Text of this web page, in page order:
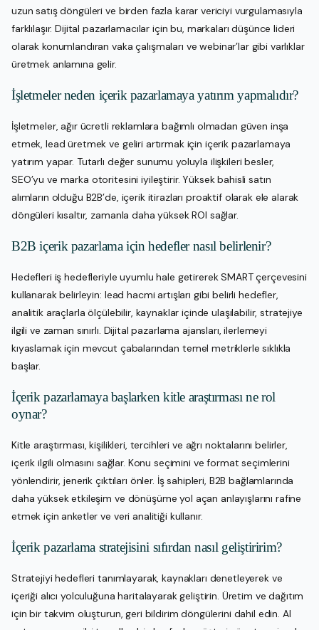
uzun satış döngüleri ve birden fazla karar vericiyi vurgulamasıyla
farklılaşır. Dijital pazarlamacılar için bu, markaları düşünce lideri
olarak konumlandıran vaka çalışmaları ve webinar’lar gibi varlıklar
üretmek anlamına gelir.
İşletmeler neden içerik pazarlamaya yatırım yapmalıdır?
İşletmeler, ağır ücretli reklamlara bağımlı olmadan güven inşa
etmek, lead üretmek ve geliri artırmak için içerik pazarlamaya
yatırım yapar. Tutarlı değer sunumu yoluyla ilişkileri besler,
SEO’yu ve marka otoritesini iyileştirir. Yüksek bahisli satın
alımların olduğu B2B’de, içerik itirazları proaktif olarak ele alarak
döngüleri kısaltır, zamanla daha yüksek ROI sağlar.
B2B içerik pazarlama için hedefler nasıl belirlenir?
Hedefleri iş hedefleriyle uyumlu hale getirerek SMART çerçevesini
kullanarak belirleyin: lead hacmi artışları gibi belirli hedefler,
analitik araçlarla ölçülebilir, kaynaklar içinde ulaşılabilir, stratejiye
ilgili ve zaman sınırlı. Dijital pazarlama ajansları, ilerlemeyi
kıyaslamak için mevcut çabalarından temel metriklerle sıklıkla
başlar.
İçerik pazarlamaya başlarken kitle araştırması ne rol
oynar?
Kitle araştırması, kişilikleri, tercihleri ve ağrı noktalarını belirler,
içerik ilgili olmasını sağlar. Konu seçimini ve format seçimlerini
yönlendirir, jenerik çıktıları önler. İş sahipleri, B2B bağlamlarında
daha yüksek etkileşim ve dönüşüme yol açan anlayışlarını rafine
etmek için anketler ve veri analitiği kullanır.
İçerik pazarlama stratejisini sıfırdan nasıl geliştiririm?
Stratejiyi hedefleri tanımlayarak, kaynakları denetleyerek ve
içeriği alıcı yolculuğuna haritalayarak geliştirin. Üretim ve dağıtım
için bir takvim oluşturun, geri bildirim döngülerini dahil edin. AI